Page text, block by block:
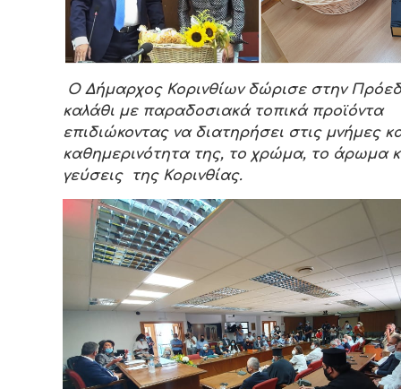
Ο Δήμαρχος Κορινθίων δώρισε στην
καλάθι με παραδοσιακά τοπικά προϊόντα
επιδιώκοντας να διατηρήσει στις μνήμες
καθημερινότητα της, το χρώμα, το άρωμα
γεύσεις της Κορινθίας.